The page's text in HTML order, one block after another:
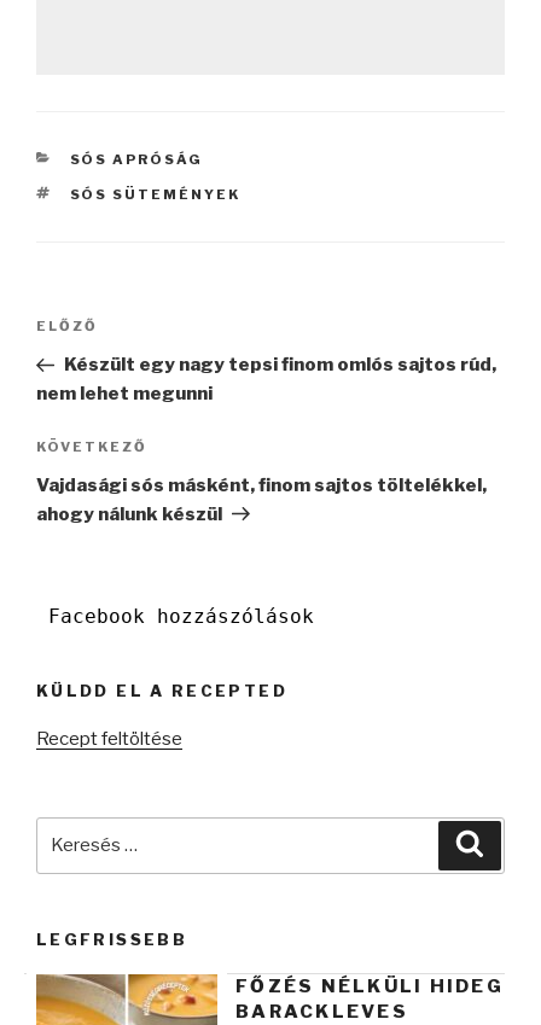
KATEGÓRIÁK
SÓS APRÓSÁG
CÍMKÉK
SÓS SÜTEMÉNYEK
Bejegyzés
Korábbi
bejegyzés
ELŐZŐ
Készült egy nagy tepsi finom omlós sajtos rúd,
nem lehet megunni
Következő
bejegyzés
KÖVETKEZŐ
Vajdasági sós másként, finom sajtos töltelékkel,
ahogy nálunk készül
Facebook hozzászólások
KÜLDD EL A RECEPTED
Recept feltöltése
LEGFRISSEBB
FŐZÉS NÉLKÜLI HIDEG
BARACKLEVES